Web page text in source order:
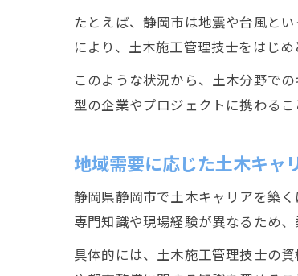
たとえば、静岡市は地震や台風と
により、土木施工管理技士をはじ
このような状況から、土木分野で
型の企業やプロジェクトに携わる
地域需要に応じた土木キャ
静岡県静岡市で土木キャリアを築
専門知識や現場経験が異なるため
具体的には、土木施工管理技士の